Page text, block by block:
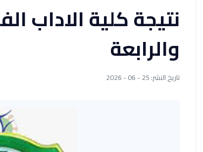
نتيجة كلية الاداب
والرابعة
تاريخ النشر: 25 - 06 - 2026